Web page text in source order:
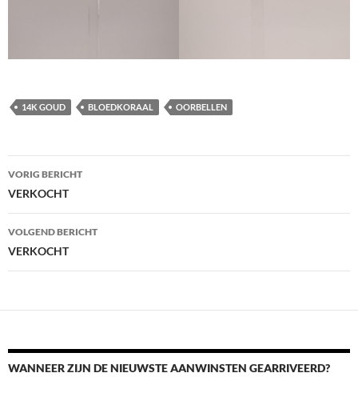
14K GOUD BLOEDKORAAL OORBELLEN
Berichtnavigatie
VORIG BERICHT
VERKOCHT
VOLGEND BERICHT
VERKOCHT
WANNEER ZIJN DE NIEUWSTE AANWINSTEN GEARRIVEERD?